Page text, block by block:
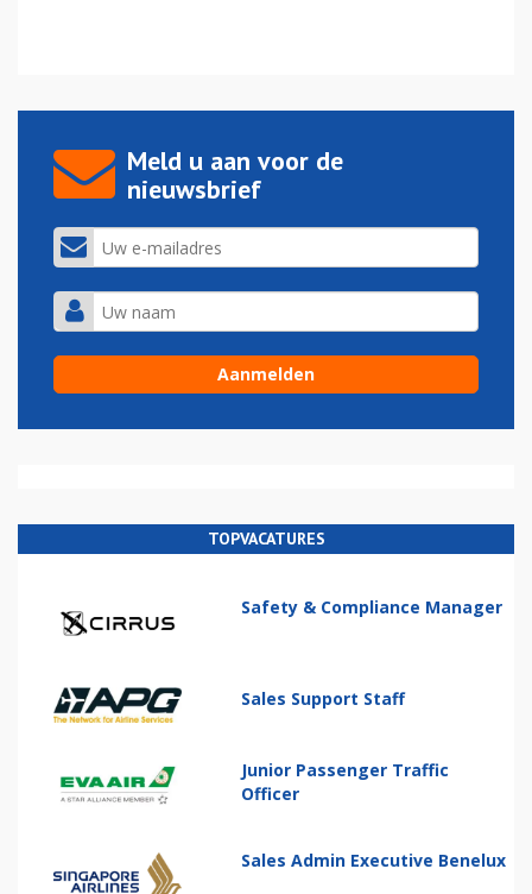
Meld u aan voor de
nieuwsbrief
TOPVACATURES
Safety & Compliance Manager
Sales Support Staff
Junior Passenger Traffic
Officer
Sales Admin Executive Benelux